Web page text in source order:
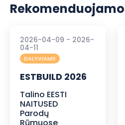
2026-04-09 - 2026-
04-11
DALYVIAMS
ESTBUILD 2026
Talino EESTI
NAITUSED
Parodų